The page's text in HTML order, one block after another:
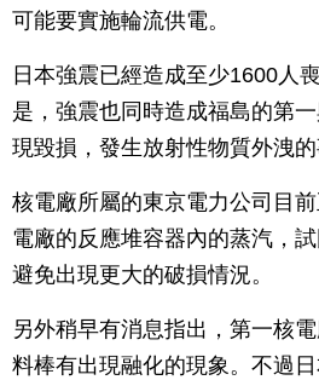
可能要實施輪流供電。
日本強震已經造成至少1600人
是，強震也同時造成福島的第
現毀損，發生放射性物質外洩的
核電廠所屬的東京電力公司目
電廠的反應堆容器內的蒸汽，
避免出現更大的破損情況。
另外稍早有消息指出，第一核
料棒有出現融化的現象。不過